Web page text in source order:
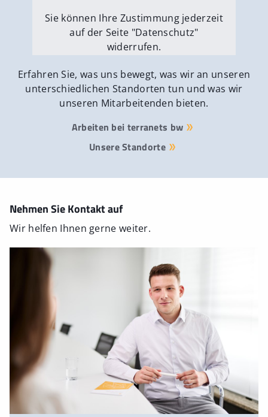
Sie können Ihre Zustimmung jederzeit
auf der Seite "Datenschutz"
widerrufen.
Externe Medien erlauben
Erfahren Sie, was uns bewegt, was wir an unseren
unterschiedlichen Standorten tun und was wir
unseren Mitarbeitenden bieten.
Arbeiten bei terranets bw
Unsere Standorte
Nehmen Sie Kontakt auf
Wir helfen Ihnen gerne weiter.